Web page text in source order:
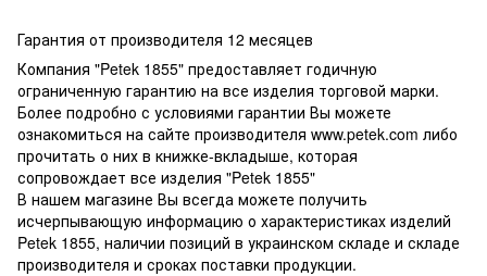
Гарантия от производителя 12 месяцев
Компания "Petek 1855" предоставляет годичную
ограниченную гарантию на все изделия торговой марки.
Более подробно с условиями гарантии Вы можете
ознакомиться на сайте производителя www.petek.com либо
прочитать о них в книжке-вкладыше, которая
сопровождает все изделия "Petek 1855"
В нашем магазине Вы всегда можете получить
исчерпывающую информацию о характеристиках изделий
Petek 1855, наличии позиций в украинском складе и складе
производителя и сроках поставки продукции.